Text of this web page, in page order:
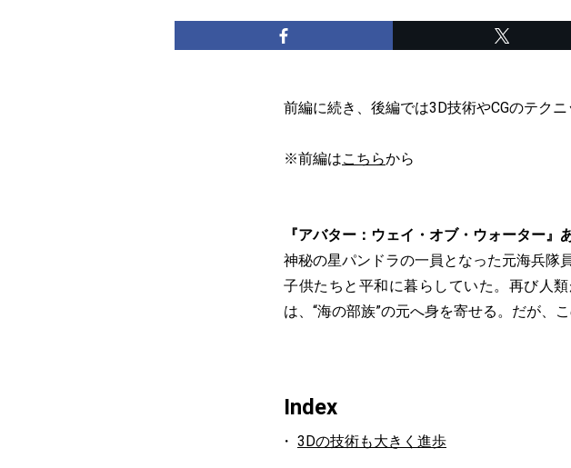
前編に続き、後編では3D技術やCGのテク
※前編はこちらから
『アバター：ウェイ・オブ・ウォーター』
神秘の星パンドラの一員となった元海兵隊
子供たちと平和に暮らしていた。再び人
は、“海の部族”の元へ身を寄せる。だが、
Index
3Dの技術も大きく進歩